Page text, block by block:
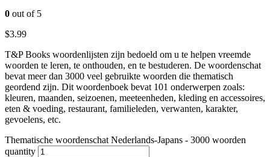
0 out of 5
$3.99
T&P Books woordenlijsten zijn bedoeld om u te helpen vreemde
woorden te leren, te onthouden, en te bestuderen. De woordenschat
bevat meer dan 3000 veel gebruikte woorden die thematisch
geordend zijn. Dit woordenboek bevat 101 onderwerpen zoals:
kleuren, maanden, seizoenen, meeteenheden, kleding en accessoires,
eten & voeding, restaurant, familieleden, verwanten, karakter,
gevoelens, etc.
Thematische woordenschat Nederlands-Japans - 3000 woorden
quantity